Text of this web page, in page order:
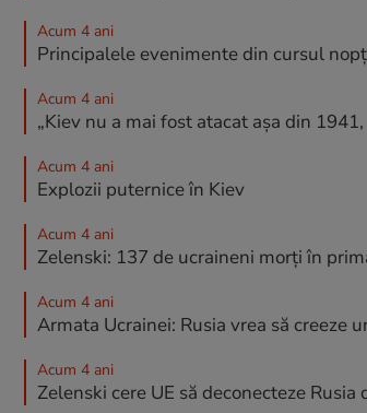
Acum 4 ani
Principalele evenimente din cursul
Acum 4 ani
„Kiev nu a mai fost atacat așa din
Acum 4 ani
Explozii puternice în Kiev
Acum 4 ani
Zelenski: 137 de ucraineni morți în
Acum 4 ani
Armata Ucrainei: Rusia vrea să creeze
Acum 4 ani
Zelenski cere UE să deconecteze